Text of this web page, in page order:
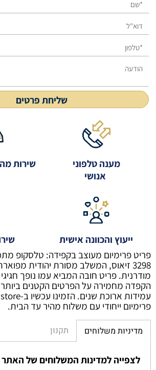
מענה טלפוני
אנושי
שירות
ייעוץ והכוונה אישית
פריט פרימיום מעוצב בקפידה: טלסקופ
3298 זיאוס, המשלב מסורת יהודית
מודרנית. פריט חובה המביא עמו נופך
הקפדה מחמירה על הפרטים הקטנים
פרימיום ייחודי עם משלוח מהיר עד הבית.
מדיניות משלוחים תקנון
לצפייה למדינות המשלוחים של